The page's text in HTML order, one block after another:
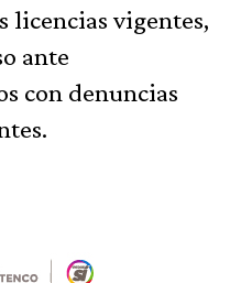
licencias vigentes,
ante
con denuncias